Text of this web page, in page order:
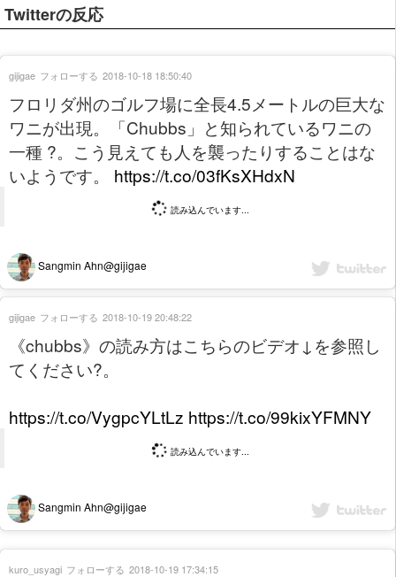
Twitterの反応
フロリダ州のゴルフ場に全長4.5メートルの巨大な
ワニが出現。「Chubbs」と知られているワニの
一種 ?。こう見えても人を襲ったりすることはな
いようです。 https://t.co/03fKsXHdxN
読み込んでいます...
Sangmin Ahn@gijigae
gijigae フォローする 2018-10-18 18:50:40
《chubbs》の読み方はこちらのビデオ↓を参照し
てください?。
https://t.co/VygpcYLtLz https://t.co/99kixYFMNY
読み込んでいます...
Sangmin Ahn@gijigae
gijigae フォローする 2018-10-19 20:48:22
kuro_usyagi フォローする 2018-10-19 17:34:15